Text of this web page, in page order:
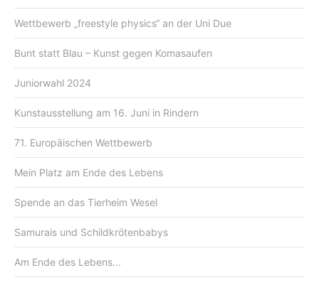
Wettbewerb „freestyle physics“ an der Uni Due
Bunt statt Blau – Kunst gegen Komasaufen
Juniorwahl 2024
Kunstausstellung am 16. Juni in Rindern
71. Europäischen Wettbewerb
Mein Platz am Ende des Lebens
Spende an das Tierheim Wesel
Samurais und Schildkrötenbabys
Am Ende des Lebens...